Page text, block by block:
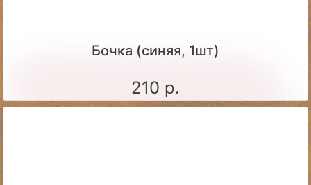
Бочка (синяя, 1шт)
210 р.